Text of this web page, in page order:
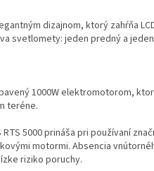
dizajnom, ktorý zahŕňa
svetlomety: jeden predný a jeden
1000W elektromotorom,
teréne.
5000 prináša pri používaní
motormi. Absencia
riziko poruchy.